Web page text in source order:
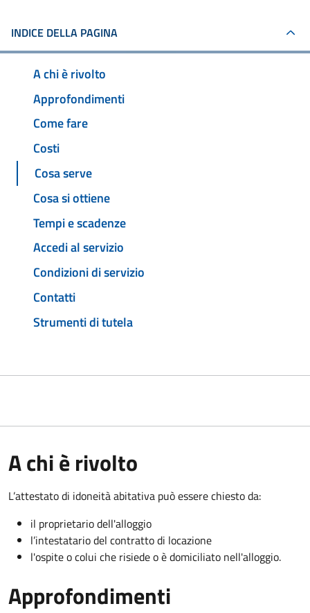
INDICE DELLA PAGINA
A chi è rivolto
Approfondimenti
Come fare
Costi
Cosa serve
Cosa si ottiene
Tempi e scadenze
Accedi al servizio
Condizioni di servizio
Contatti
Strumenti di tutela
A chi è rivolto
L’attestato di idoneità abitativa può essere chiesto da:
il proprietario dell'alloggio
l’intestatario del contratto di locazione
l'ospite o colui che risiede o è domiciliato nell'alloggio.
Approfondimenti